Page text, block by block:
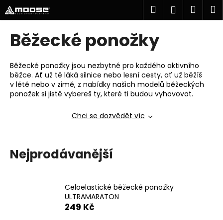
Přejít
na
obsah
Hledat
Běžecké ponožky
Běžecké ponožky jsou nezbytné pro každého aktivního
běžce. Ať už tě láká silnice nebo lesní cesty, ať už běžíš
v létě nebo v zimě, z nabídky našich modelů běžeckých
ponožek si jistě vybereš ty, které ti budou vyhovovat.
Chci se dozvědět víc
Nejprodávanější
Celoelastické běžecké ponožky
ULTRAMARATON
249 Kč
K
o
C
o
p
o
b